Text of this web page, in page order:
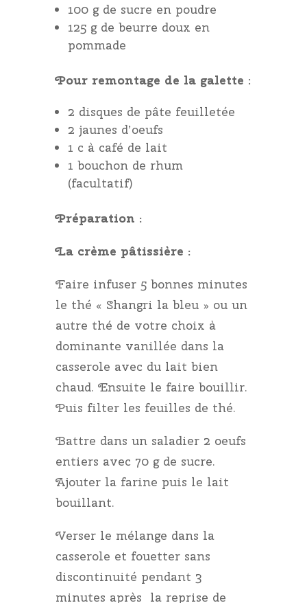
100 g de sucre en poudre
125 g de beurre doux en
pommade
Pour remontage de la galette :
2 disques de pâte feuilletée
2 jaunes d’oeufs
1 c à café de lait
1 bouchon de rhum
(facultatif)
Préparation :
La crème pâtissière :
Faire infuser 5 bonnes minutes
le thé « Shangri la bleu » ou un
autre thé de votre choix à
dominante vanillée dans la
casserole avec du lait bien
chaud. Ensuite le faire bouillir.
Puis filter les feuilles de thé.
Battre dans un saladier 2 oeufs
entiers avec 70 g de sucre.
Ajouter la farine puis le lait
bouillant.
Verser le mélange dans la
casserole et fouetter sans
discontinuité pendant 3
minutes après la reprise de